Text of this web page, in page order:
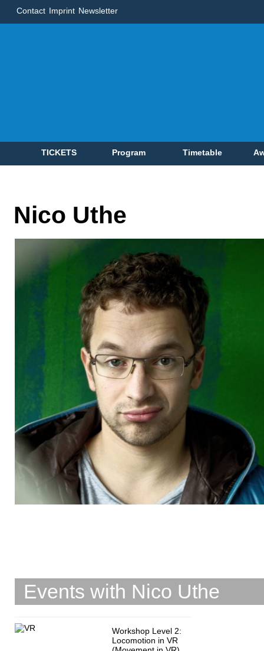
Contact Imprint Newsletter
TICKETS Program Timetable
Nico Uthe
Events with Nico Uthe
Workshop Level 2:
Locomotion in VR